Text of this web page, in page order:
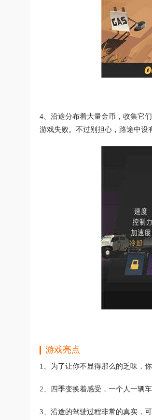
4、沿途分布着大量金币，收集它
游戏失败。不过别担心，路途中设
游戏亮点
1、为了让你不显得那么的乏味，
2、四季变换着感受，一个人一辆
3、沿途的驾驶过程非常的真实，